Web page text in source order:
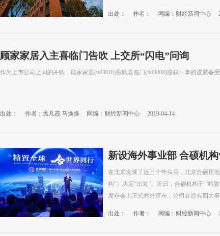
出处： 作者： 网编：财经新闻中心
顾家家居入主喜临门告吹 上交所“闪电”问询
作为上市公司之间的并购，顾家家居(603816)拟购喜临门(603008)股权一事的进展备
出处： 作者：孟凡霞 马换换 网编：财经新闻中心 2019-04-14
新设海外事业部 合硕机
在北京发展了近三个年头后，北京合硕房
构”）决定“出海”。近日，合硕机构于 “精
发布会上正式对外宣布，公司在原有四大
出处： 作者： 网编：财经新闻中心